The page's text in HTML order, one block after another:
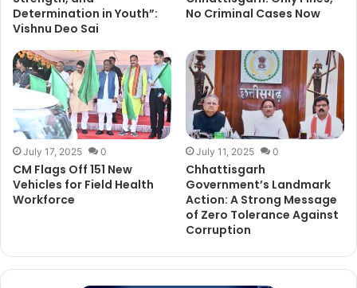
Determination in Youth”:
Vishnu Deo Sai
No Criminal Cases Now
July 17, 2025 0
CM Flags Off 151 New
Vehicles for Field Health
Workforce
July 11, 2025 0
Chhattisgarh
Government’s Landmark
Action: A Strong Message
of Zero Tolerance Against
Corruption